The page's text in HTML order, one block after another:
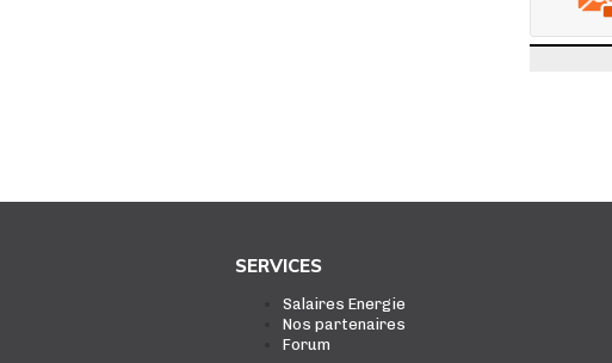
SERVICES
Salaires Energie
Nos partenaires
Forum